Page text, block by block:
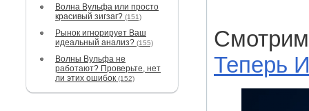
Волна Вульфа или просто
красивый зигзаг? (151)
Рынок игнорирует Ваш
идеальный анализ? (155)
Волны Вульфа не
работают? Проверьте, нет
ли этих ошибок (152)
Теперь